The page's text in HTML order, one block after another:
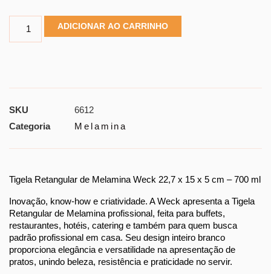
ADICIONAR AO CARRINHO
SKU
6612
Categoria
Melamina
Tigela Retangular de Melamina Weck 22,7 x 15 x 5 cm – 700 ml
Inovação, know-how e criatividade. A Weck apresenta a Tigela
Retangular de Melamina profissional, feita para buffets,
restaurantes, hotéis, catering e também para quem busca
padrão profissional em casa. Seu design inteiro branco
proporciona elegância e versatilidade na apresentação de
pratos, unindo beleza, resistência e praticidade no servir.